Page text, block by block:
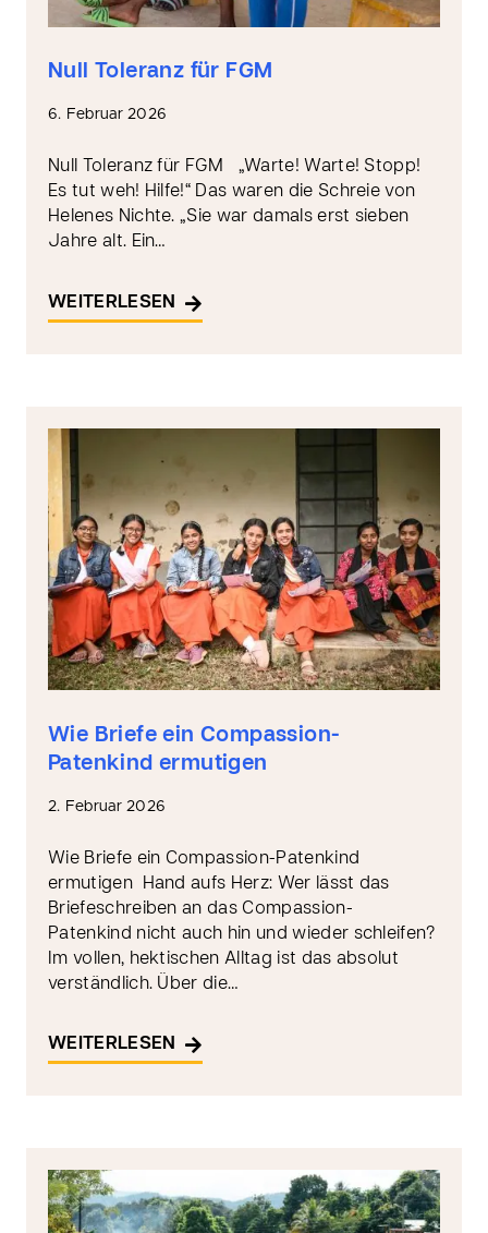
Null Toleranz für FGM
6. Februar 2026
Null Toleranz für FGM „Warte! Warte! Stopp!
Es tut weh! Hilfe!“ Das waren die Schreie von
Helenes Nichte. „Sie war damals erst sieben
Jahre alt. Ein…
WEITERLESEN
Wie Briefe ein Compassion-
Patenkind ermutigen
2. Februar 2026
Wie Briefe ein Compassion-Patenkind
ermutigen Hand aufs Herz: Wer lässt das
Briefeschreiben an das Compassion-
Patenkind nicht auch hin und wieder schleifen?
Im vollen, hektischen Alltag ist das absolut
verständlich. Über die…
WEITERLESEN